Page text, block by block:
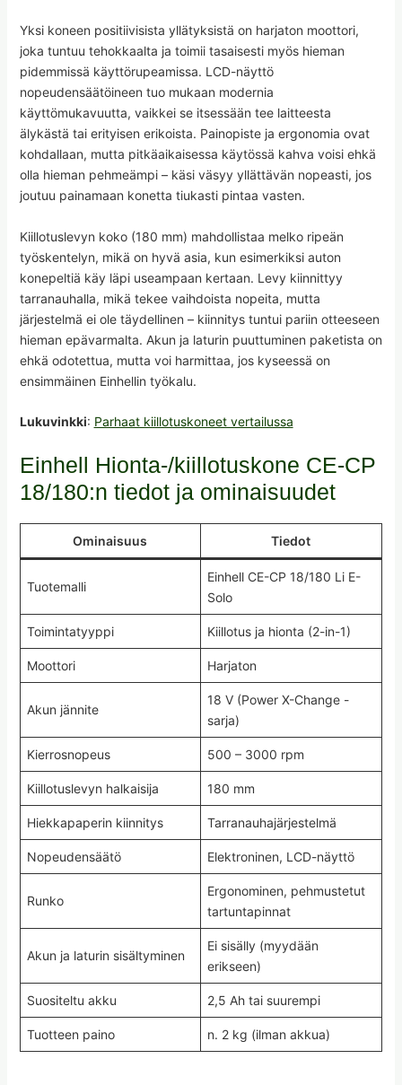
Yksi koneen positiivisista yllätyksistä on harjaton moottori,
joka tuntuu tehokkaalta ja toimii tasaisesti myös hieman
pidemmissä käyttörupeamissa. LCD-näyttö
nopeudensäätöineen tuo mukaan modernia
käyttömukavuutta, vaikkei se itsessään tee laitteesta
älykästä tai erityisen erikoista. Painopiste ja ergonomia ovat
kohdallaan, mutta pitkäaikaisessa käytössä kahva voisi ehkä
olla hieman pehmeämpi – käsi väsyy yllättävän nopeasti, jos
joutuu painamaan konetta tiukasti pintaa vasten.
Kiillotuslevyn koko (180 mm) mahdollistaa melko ripeän
työskentelyn, mikä on hyvä asia, kun esimerkiksi auton
konepeltiä käy läpi useampaan kertaan. Levy kiinnittyy
tarranauhalla, mikä tekee vaihdoista nopeita, mutta
järjestelmä ei ole täydellinen – kiinnitys tuntui pariin otteeseen
hieman epävarmalta. Akun ja laturin puuttuminen paketista on
ehkä odotettua, mutta voi harmittaa, jos kyseessä on
ensimmäinen Einhellin työkalu.
Lukuvinkki: Parhaat kiillotuskoneet vertailussa
Einhell Hionta-/kiillotuskone CE-CP
18/180:n tiedot ja ominaisuudet
Ominaisuus Tiedot
Tuotemalli
Einhell CE-CP 18/180 Li E-
Solo
Toimintatyyppi Kiillotus ja hionta (2-in-1)
Moottori Harjaton
Akun jännite
18 V (Power X-Change -
sarja)
Kierrosnopeus 500 – 3000 rpm
Kiillotuslevyn halkaisija 180 mm
Hiekkapaperin kiinnitys Tarranauhajärjestelmä
Nopeudensäätö Elektroninen, LCD-näyttö
Runko
Ergonominen, pehmustetut
tartuntapinnat
Akun ja laturin sisältyminen
Ei sisälly (myydään
erikseen)
Suositeltu akku 2,5 Ah tai suurempi
Tuotteen paino n. 2 kg (ilman akkua)